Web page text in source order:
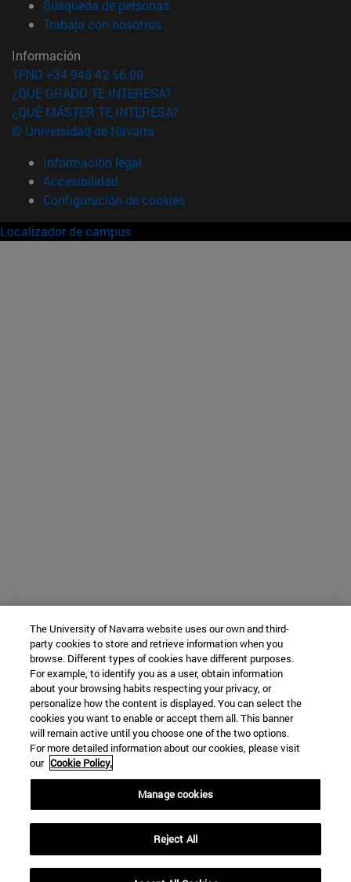
Búsqueda de personas(abre en nueva ventana)
Trabaja con nosotros(abre en nueva ventana)
Información
TFNO +34 948 42 56 00
¿QUÉ GRADO TE INTERESA?
¿QUÉ MÁSTER TE INTERESA?
© Universidad de Navarra
Información legal
Accesibilidad
Configuración de cookies
Localizador de campus
The University of Navarra website uses our own and third-
party cookies to store and retrieve information when you
browse. Different types of cookies have different purposes.
For example, to identify you as a user, obtain information
about your browsing habits respecting your privacy, or
personalize how the content is displayed. You can select the
cookies you want to enable or accept them all. This banner
will remain active until you choose one of the two options.
For more detailed information about our cookies, please visit
our Cookie Policy.
Manage cookies
Reject All